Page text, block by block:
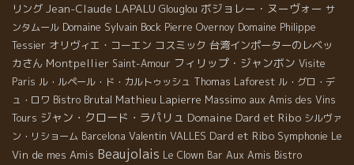
リング Jean-Claude LAPALU Glouglou ボジョレー・ヌーヴォー サ
ンタムール Domaine Sylvain Bock Pierre Overnoy Domaine Philippe
Tessier オリヴィエ・コーエン コスミック 台湾インポーターのレベッ
カさん Montpellier Saint-Amour フィリップ・ジャンボン Visite
Paris ル・ルペール・ド・カルトゥッシュ Thomas Laforest ル・グロ・デ
ュ・ロワ Bistro Brutal Mathieu Lapierre Massimo aux Amis des Vins
Tours ジャン・クロード・ラパリュ Domaine Dard et Ribo シルヴァ
ン・リショーム Barcelona Valentin VALLES Dard et Ribo Symphonie Le
Vin de mes Amis Beaujolais Le Clown Bar Aux Amis Bistro